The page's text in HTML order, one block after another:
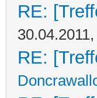
RE:
RE: